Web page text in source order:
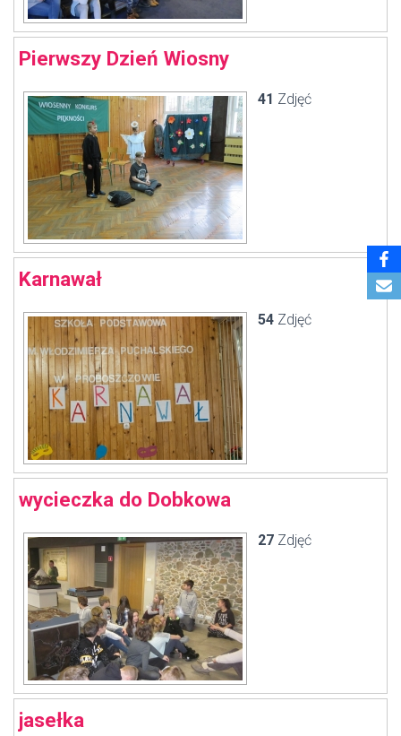
Pierwszy Dzień Wiosny
41 Zdjęć
Karnawał
54 Zdjęć
wycieczka do Dobkowa
27 Zdjęć
jasełka